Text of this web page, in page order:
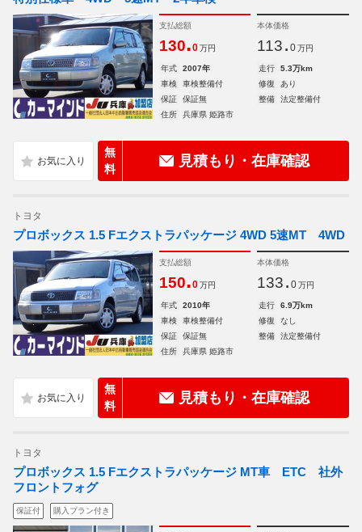
支払総額
130.0 万円
本体価格
113. 0 万円
年式 2007年 走行
5.3万km
車検
車検整備付 修復
あり
保証
保証無 整備
法定整備付
住所
兵庫県 姫路市
無
料
見積もり・在庫確認
トヨタ
プロボックス 1.5 Fエクストラパッケージ 4WD 5速MT 4WD
支払総額
150.0 万円
本体価格
133. 0 万円
年式 2010年 走行
6.9万km
車検
車検整備付 修復
なし
保証
保証無 整備
法定整備付
住所
兵庫県 姫路市
無
料
見積もり・在庫確認
トヨタ
プロボックス 1.5 Fエクストラパッケージ MT車 ETC 社外
フロントフォグ
保証付 購入プラン付き